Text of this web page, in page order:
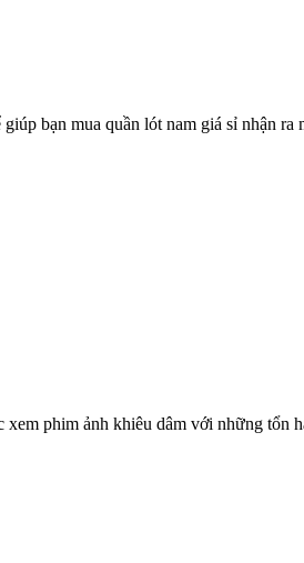
bạn mua quần lót nam giá sỉ nhận
phim ảnh khiêu dâm với những tổn